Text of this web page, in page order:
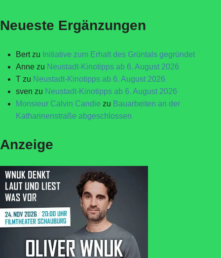
Neueste Ergänzungen
Bertzu Initiative zum Erhalt des Grüntals gegründet
Anne zu Neustadt-Kinotipps ab 6. August 2026
T zu Neustadt-Kinotipps ab 6. August 2026
sven zu Neustadt-Kinotipps ab 6. August 2026
Monsieur Calvin Candie zu Bauarbeiten an der
Katharinenstraße abgeschlossen
Anzeige